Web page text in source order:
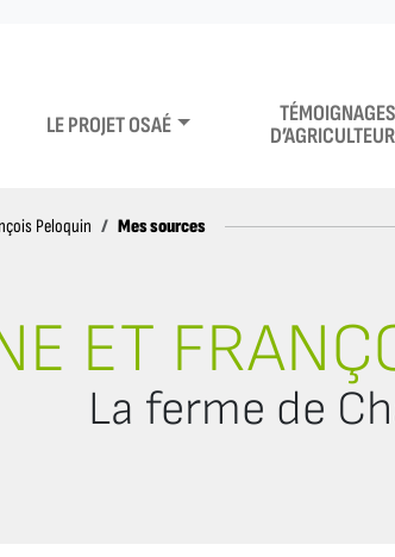
LE PROJET OSAÉ
TÉMOIGNAGES
Peloquin Mes sources
ET
La ferme de